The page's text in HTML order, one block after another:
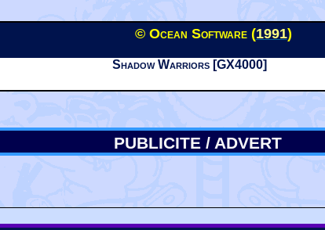
© Ocean Software (1991)
Shadow Warriors [GX4000]
PUBLICITE / ADVERT